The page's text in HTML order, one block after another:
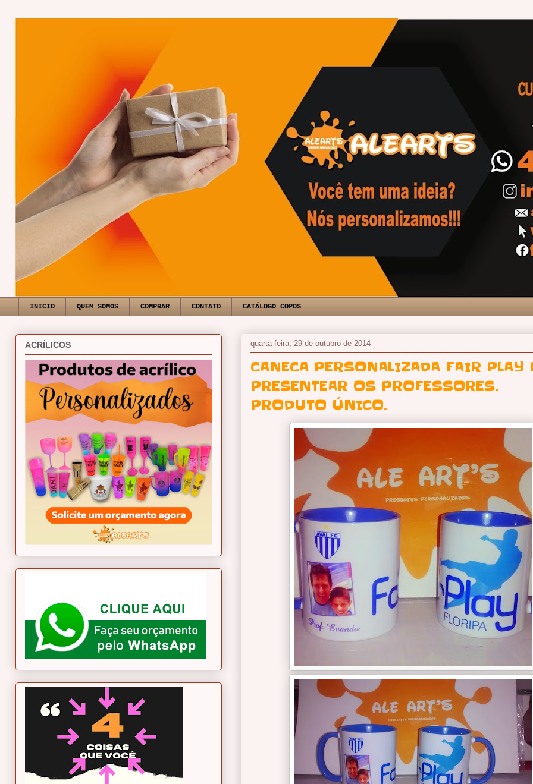
INICIO QUEM SOMOS COMPRAR CONTATO CATÁLOGO COPOS
quarta-feira, 29 de outubro de 2014
CANECA PERSONALIZADA FAIR PLAY
PRESENTEAR OS PROFESSORES.
PRODUTO ÚNICO.
ACRÍLICOS